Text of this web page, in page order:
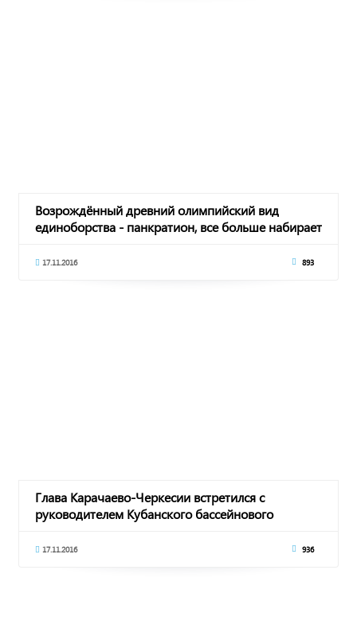
Возрождённый древний олимпийский вид
единоборства - панкратион, все больше набирает
17.11.2016 893
Глава Карачаево-Черкесии встретился с
руководителем Кубанского бассейнового
17.11.2016 936